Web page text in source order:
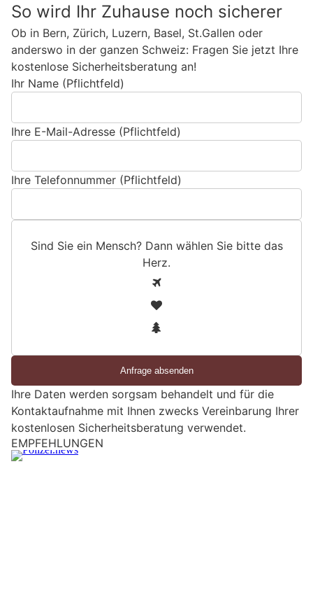
So wird Ihr Zuhause noch sicherer
Ob in Bern, Zürich, Luzern, Basel, St.Gallen oder
anderswo in der ganzen Schweiz: Fragen Sie jetzt Ihre
kostenlose Sicherheitsberatung an!
Ihr Name (Pflichtfeld)
Ihre E-Mail-Adresse (Pflichtfeld)
Ihre Telefonnummer (Pflichtfeld)
Sind Sie ein Mensch? Dann wählen Sie bitte das
Herz.
e
i
n
M
Ihre Daten werden sorgsam behandelt und für die
Kontaktaufnahme mit Ihnen zwecks Vereinbarung Ihrer
kostenlosen Sicherheitsberatung verwendet.
EMPFEHLUNGEN